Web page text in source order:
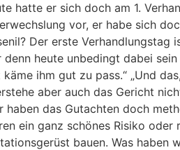
hatte er sich doch am 1.
vor, er habe sich
Der erste Verhandlungstag
heute unbedingt dabei
ihm gut zu pass.“ „Und
aber auch das Gericht
haben das Gutachten doch
ein ganz schönes Risiko
bauen. Was haben